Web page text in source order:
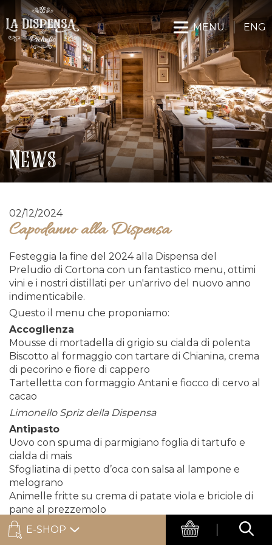
MENU ENG
News
02/12/2024
Capodanno alla Dispensa
Festeggia la fine del 2024 alla Dispensa del
Preludio di Cortona con un fantastico menu, ottimi
vini e i nostri distillati per un'arrivo del nuovo anno
indimenticabile.
Questo il menu che proponiamo:
Accoglienza
Mousse di mortadella di grigio su cialda di polenta
Biscotto al formaggio con tartare di Chianina, crema
di pecorino e fiore di cappero
Tartelletta con formaggio Antani e fiocco di cervo al
cacao
Limonello Spriz della Dispensa
Antipasto
Uovo con spuma di parmigiano foglia di tartufo e
cialda di mais
Sfogliatina di petto d’oca con salsa al lampone e
melograno
Animelle fritte su crema di patate viola e briciole di
pane al prezzemolo
Vernaccia di San Gimignano “Isola Bianca”
Primi piatti
E-SHOP